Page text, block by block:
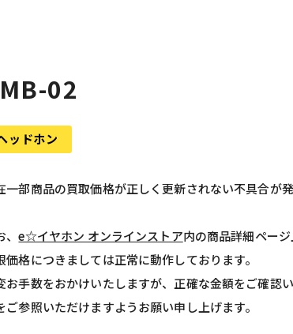
02
ッドホン
一部商品の買取価格が正しく更新されない不具合が発
、e☆イヤホン オンラインストア内の商品詳細ペー
価格につきましては正常に動作しております。
お手数をおかけいたしますが、正確な金額をご確認
ご参照いただけますようお願い申し上げます。